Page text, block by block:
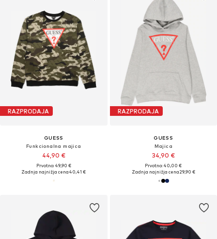
RAZPRODAJA
GUESS
Funkcionalna majica
44,90 €
Prvotno: 49,90 €
Zadnja najnižja cena40,41 €
RAZPRODAJA
GUESS
Majica
34,90 €
Prvotno: 40,00 €
Zadnja najnižja cena29,90 €